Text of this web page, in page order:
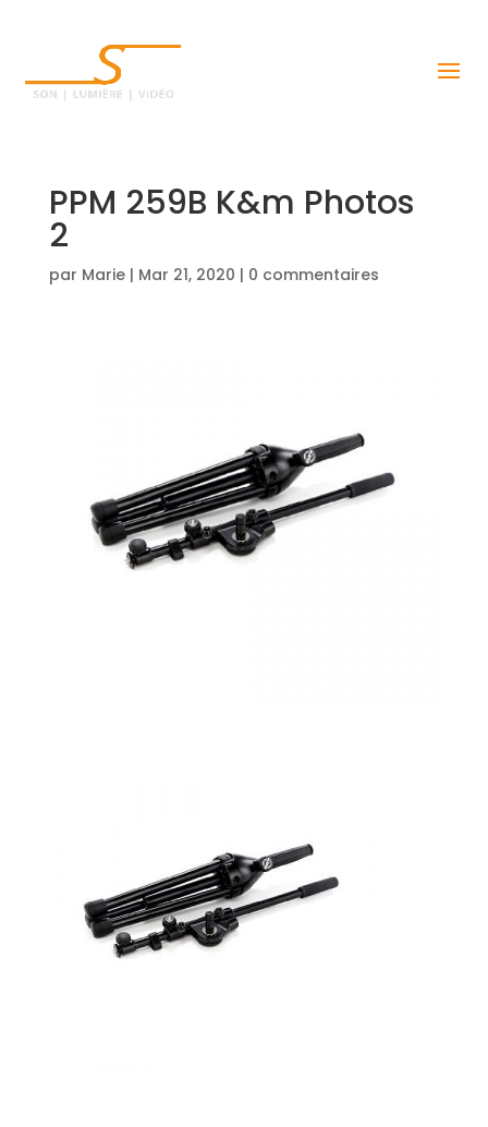
PPM 259B K&m Photos
2
par Marie| Mar 21, 2020 | 0 commentaires